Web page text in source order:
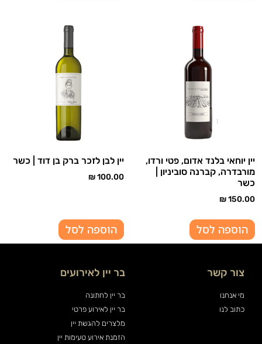
יין יוחאי בלנד אדום, פטי ורדו,
מורבדרה, קברנה סוביניון |
כשר
₪150.00
הוספה לסל
יין לבן לזכר ברק בן דוד | כשר
₪100.00
הוספה לסל
צור קשר
מי אנחנו
כתוב לנו
בר יין לאירועים
בר יין לחתונה
בר יין לאירוע פרטי
מלצרים להגשת יין
הזמנת אירוע טעימות יין